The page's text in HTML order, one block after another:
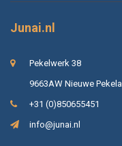
Junai.nl
Pekelwerk 38
9663AW Nieuwe Pekela
+31 (0)850655451
info@junai.nl